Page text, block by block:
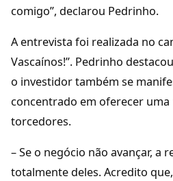
comigo”, declarou Pedrinho.
A entrevista foi realizada no
Vascaínos!”. Pedrinho
o investidor também se
concentrado em oferecer
torcedores.
– Se o negócio não avançar, a
totalmente deles. Acredito